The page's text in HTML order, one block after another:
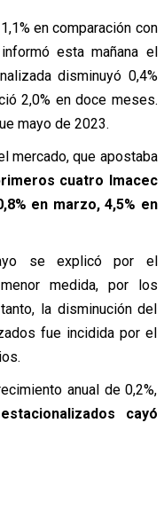
en comparación con
esta mañana el
disminuyó 0,4%
2,0% en doce meses.
mayo de 2023.
mercado, que apostaba
cuatro Imacec
en marzo, 4,5% en
se explicó por el
medida, por los
la disminución del
fue incidida por el
anual de 0,2%,
cayó